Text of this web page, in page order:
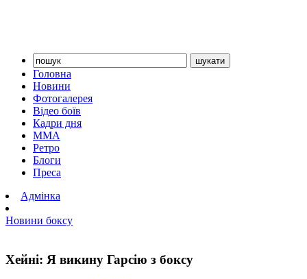
Головна
Новини
Фотогалерея
Відео боїв
Кадри дня
ММА
Ретро
Блоги
Преса
Адмінка
Новини боксу
Хейні: Я викину Гарсію з боксу